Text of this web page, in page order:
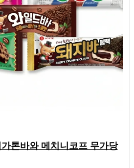
톤바와 메치니코프 무가당